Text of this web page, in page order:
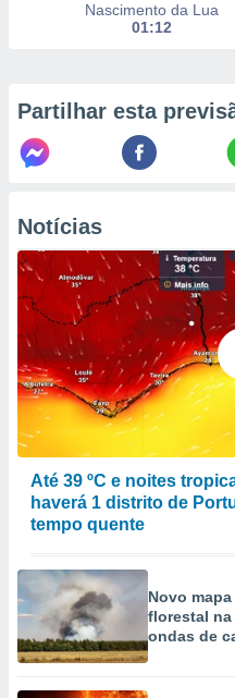
através
estudos
de
1199
Nascimento da Lua
01:12
Partilhar esta
Notícias
Até 39 ºC e noites
haverá 1 distrito de
tempo quente
Novo
florestal na
ondas de